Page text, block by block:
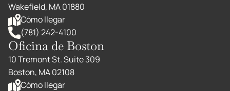
Wakefield, MA 01880
Cómo llegar
(781) 242-4100
Oficina de Boston
10 Tremont St. Suite 309
Boston, MA 02108
Cómo llegar